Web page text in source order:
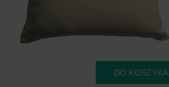
DO KOSZYKA